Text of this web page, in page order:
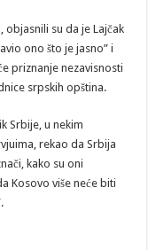
objasnili su da je Lajčak
ono što je jasno” i
priznanje nezavisnosti
srpskih opština.
Srbije, u nekim
rekao da Srbija
kako su oni
Kosovo više neće biti